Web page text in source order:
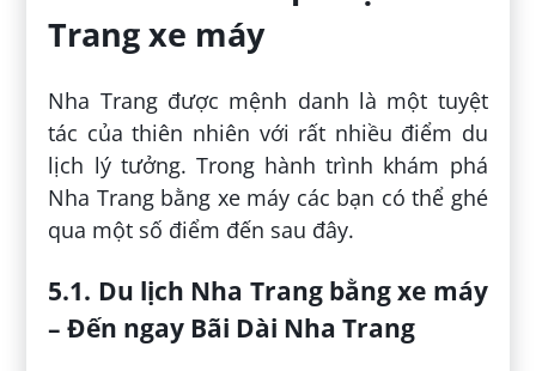
Trang xe máy
Nha Trang được mệnh danh là một tuyệt
tác của thiên nhiên với rất nhiều điểm du
lịch lý tưởng. Trong hành trình khám phá
Nha Trang bằng xe máy các bạn có thể ghé
qua một số điểm đến sau đây.
5.1. Du lịch Nha Trang bằng xe máy
– Đến ngay Bãi Dài Nha Trang